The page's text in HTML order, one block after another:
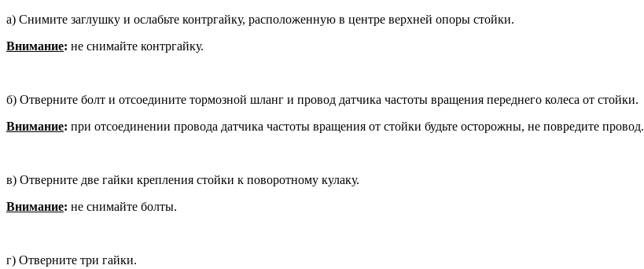
а) Снимите заглушку и ослабьте контргайку, расположенную в центре верхней опоры стойки.
Внимание: не снимайте контргайку.
б) Отверните болт и отсоедините тормозной шланг и провод датчика частоты вращения переднего колеса от стойки.
Внимание: при отсоединении провода датчика частоты вращения от стойки будьте осторожны, не по­вредите провод.
в) Отверните две гайки крепления стойки к поворотному кулаку.
Внимание: не снимайте болты.
г) Отверните три гайки.